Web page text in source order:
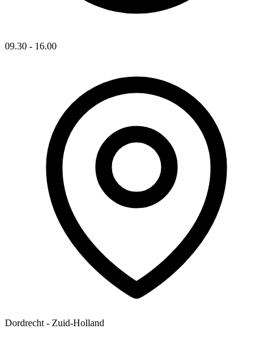
09.30 - 16.00
Dordrecht - Zuid-Holland